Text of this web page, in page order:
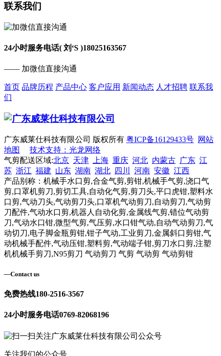
联系我们
24小时服务电话( 刘‘S )18025163567
—— 加微信直接沟通
首页 品牌历程 产品中心 客户应用 新闻动态 人才招聘 联系我
们
广东威莱仕科技有限公司 版权所有 粤ICP备16129433号 网站
地图
技术支持：光龙网络
气剪配送区域:北京 天津 上海 重庆 河北 内蒙古 广东 江
苏 浙江 福建 山东 湖南 湖北 四川 河南 安徽 江西
产品别称：机械手水口剪,合金气剪,剪钳,机械手气剪,浇口气
剪,口罩机剪刀,剪切工具,自动化气剪,剪刀头,平口虎钳,塑料水
口剪,气动刀头,气动剪刀头,口罩机气动剪刀,自动剪刀,气动剪
刀配件,气动水口剪,机器人自动化剪,金属线气剪,错位气动剪
刀,气动水口钳,微型气剪,气压剪,水口钳气动,自动气动剪刀,气
动切刀,电子脚金瓶剪钳,钳子气动,工业剪刀,金属斜口剪钳,气
动机械手配件,气动压钳,塑料剪,气动端子钳,剪刀水口剪,注塑
机机械手剪刀,N95剪刀 气动剪刀 气剪 气动剪 气动剪钳
—Contact us
免费热线180-2516-3567
24小时服务电话0769-82068196
关注我们的公众号